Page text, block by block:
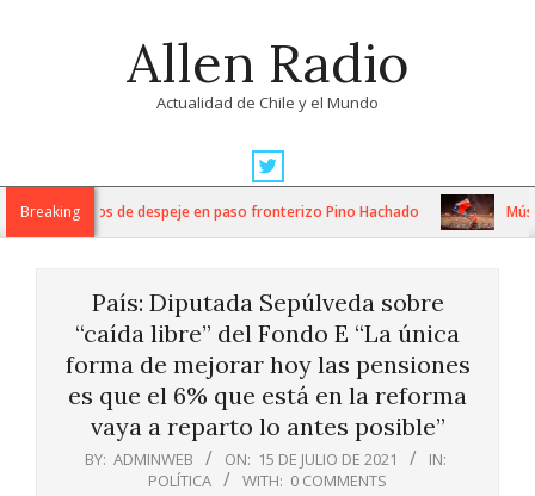
Allen Radio
Actualidad de Chile y el Mundo
Navigation
MenuBreaking
trabajos de despeje en paso fronterizo Pino Hachado
País: Diputada Sepúlveda sobre
“caída libre” del Fondo E “La única
forma de mejorar hoy las pensiones
es que el 6% que está en la reforma
vaya a reparto lo antes posible”
BY: ADMINWEB ON: 15 DE JULIO DE 2021
IN:
POLÍTICA
WITH: 0 COMMENTS